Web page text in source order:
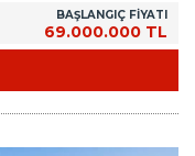
BAŞLANGIÇ FİYATI
69.000.000 TL